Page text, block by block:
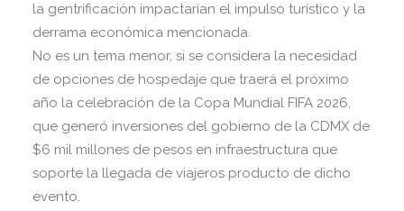
la gentrificación impactarían el impulso turístico y la
derrama económica mencionada.
No es un tema menor, si se considera la necesidad
de opciones de hospedaje que traerá el próximo
año la celebración de la Copa Mundial FIFA 2026,
que generó inversiones del gobierno de la CDMX de
$6 mil millones de pesos en infraestructura que
soporte la llegada de viajeros producto de dicho
evento.